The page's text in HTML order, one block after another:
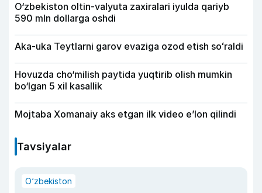
O‘zbekiston oltin-valyuta zaxiralari iyulda qariyb
590 mln dollarga oshdi
Aka-uka Teytlarni garov evaziga ozod etish soʻraldi
Hovuzda cho‘milish paytida yuqtirib olish mumkin
bo‘lgan 5 xil kasallik
Mojtaba Xomanaiy aks etgan ilk video e’lon qilindi
Tavsiyalar
O‘zbekiston